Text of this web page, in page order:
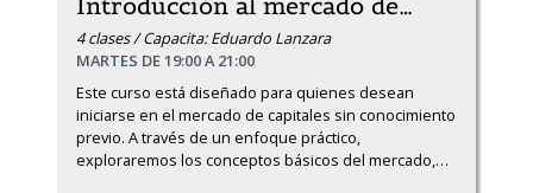
4 clases / Capacita: Eduardo Lanzara
MARTES DE 19:00 A 21:00
Este curso está diseñado para quienes desean
iniciarse en el mercado de capitales sin conocimiento
previo. A través de un enfoque práctico,
exploraremos los conceptos básicos del mercado,…